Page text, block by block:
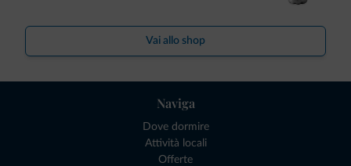
Vai allo shop
Naviga
Dove dormire
Attività locali
Offerte